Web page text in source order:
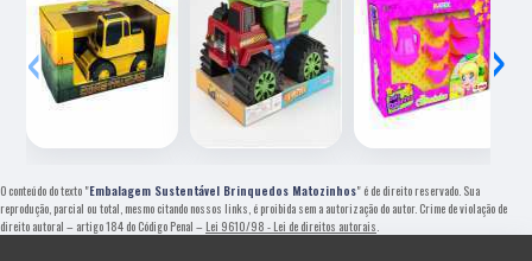
‹ ›
O conteúdo do texto "Embalagem Sustentável Brinquedos Matozinhos" é de direito reservado. Sua
reprodução, parcial ou total, mesmo citando nossos links, é proibida sem a autorização do autor. Crime de violação de
direito autoral – artigo 184 do Código Penal – Lei 9610/98 - Lei de direitos autorais